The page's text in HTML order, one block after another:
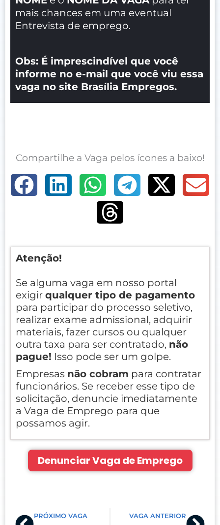
mais chances em uma eventual
Entrevista de emprego.
Obs: É imprescindível que você
informe no e-mail que você viu essa
vaga no site Brasília Empregos.
Compartilhe a Vaga pelos ícones a baixo!
Atenção!
Se alguma vaga em nosso portal
exigir qualquer tipo de pagamento
para participar do processo seletivo,
realizar exame admissional, adquirir
materiais, fazer cursos ou qualquer
outra taxa para ser contratado, não
pague! Isso pode ser um golpe.
Empresas não cobram para contratar
funcionários. Se receber esse tipo de
solicitação, denuncie imediatamente
a Vaga de Emprego para que
possamos agir.
Denunciar Vaga de Emprego
Prev
PRÓXIMO VAGA VAGA ANTERIOR